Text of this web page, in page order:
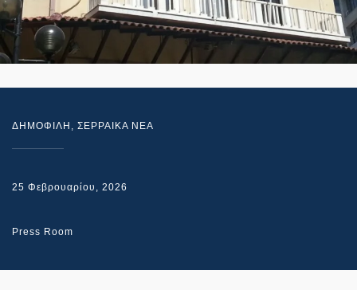
ΔΗΜΟΦΙΛΗ , ΣΕΡΡΑΙΚΑ ΝΕΑ
25 Φεβρουαρίου, 2026
Press Room